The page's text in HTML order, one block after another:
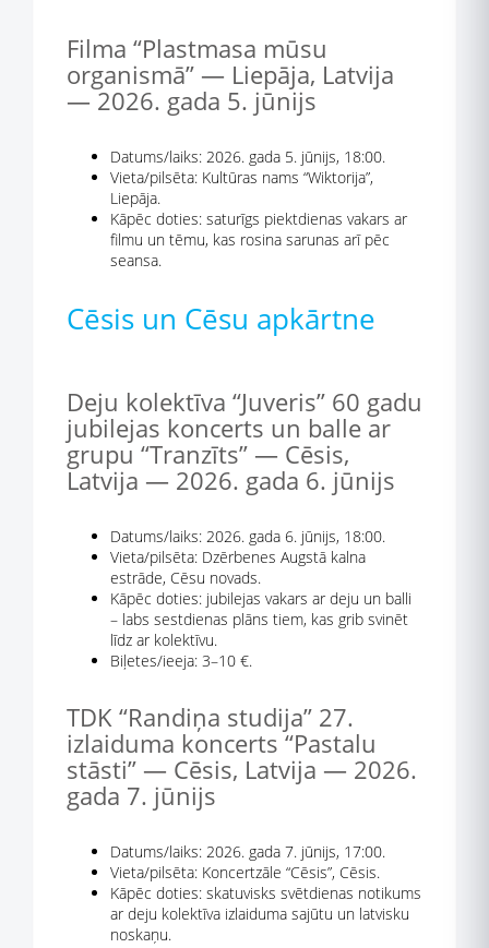
Filma “Plastmasa mūsu
organismā” — Liepāja, Latvija
— 2026. gada 5. jūnijs
Datums/laiks: 2026. gada 5. jūnijs, 18:00.
Vieta/pilsēta: Kultūras nams “Wiktorija”,
Liepāja.
Kāpēc doties: saturīgs piektdienas vakars ar
filmu un tēmu, kas rosina sarunas arī pēc
seansa.
Cēsis un Cēsu apkārtne
Deju kolektīva “Juveris” 60 gadu
jubilejas koncerts un balle ar
grupu “Tranzīts” — Cēsis,
Latvija — 2026. gada 6. jūnijs
Datums/laiks: 2026. gada 6. jūnijs, 18:00.
Vieta/pilsēta: Dzērbenes Augstā kalna
estrāde, Cēsu novads.
Kāpēc doties: jubilejas vakars ar deju un balli
– labs sestdienas plāns tiem, kas grib svinēt
līdz ar kolektīvu.
Biļetes/ieeja: 3–10 €.
TDK “Randiņa studija” 27.
izlaiduma koncerts “Pastalu
stāsti” — Cēsis, Latvija — 2026.
gada 7. jūnijs
Datums/laiks: 2026. gada 7. jūnijs, 17:00.
Vieta/pilsēta: Koncertzāle “Cēsis”, Cēsis.
Kāpēc doties: skatuvisks svētdienas notikums
ar deju kolektīva izlaiduma sajūtu un latvisku
noskaņu.